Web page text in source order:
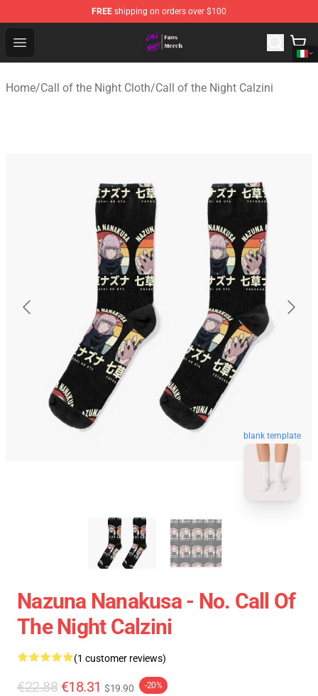
FREE shipping on orders over $100
Open menu
Call of the Night Store - Official Call of the Night
Home/Call of the Night Cloth/Call of the Night Calzini
blank template
Nazuna Nanakusa - No. Call Of
The Night Calzini
(1 customer reviews)
€22.88 €18.31 $19.90 -20%